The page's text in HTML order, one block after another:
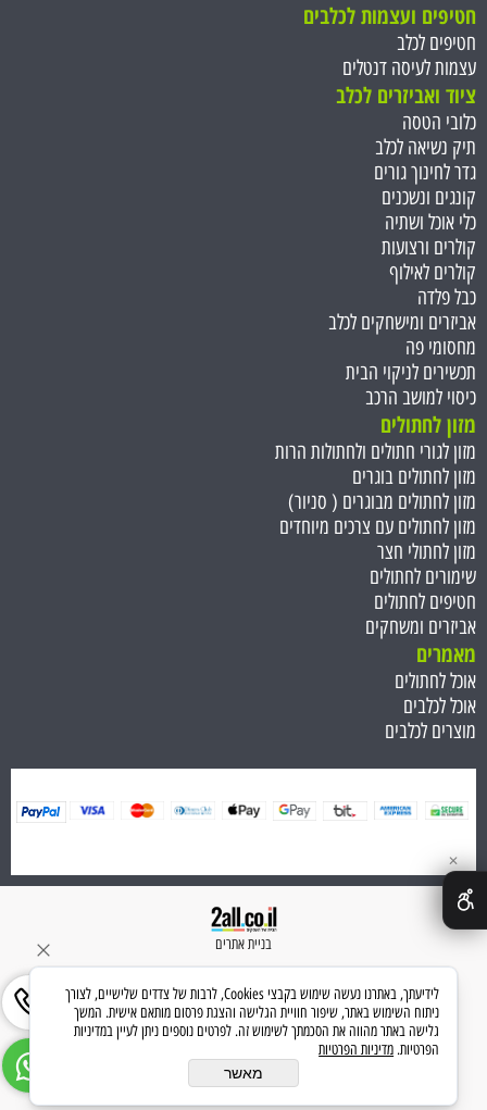
חטיפים ועצמות לכלבים
חטיפים לכלב
עצמות לעיסה דנטלים
ציוד ואביזרים לכלב
כלובי הטסה
תיק נשיאה לכלב
גדר לחינוך גורים
קונגים ונשכנים
כלי אוכל ושתיה
קולרים ורצועות
קולרים לאילוף
כבל פלדה
אביזרים ומישחקים לכלב
מחסומי פה
תכשירים לניקוי הבית
כיסוי למושב הרכב
מזון לחתולים
מזון לגורי חתולים ולחתולות הרות
מזון לחתולים בוגרים
מזון לחתולים מבוגרים ( סניור)
מזון לחתולים עם צרכים מיוחדים
מזון לחתולי חצר
שימורים לחתולים
חטיפים לחתולים
אביזרים ומשחקים
מאמרים
אוכל לחתולים
אוכל לכלבים
מוצרים לכלבים
בניית אתרים
✕
לידיעתך, באתרנו נעשה שימוש בקבצי Cookies, לרבות של צדדים שלישיים, לצורך
ניתוח השימוש באתר, שיפור חוויית הגלישה והצגת פרסום מותאם אישית. המשך
גלישה באתר מהווה את הסכמתך לשימוש זה. לפרטים נוספים ניתן לעיין במדיניות
הפרטיות. מדיניות הפרטיות
מאשר